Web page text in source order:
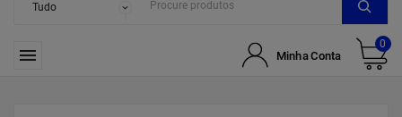
 Minha Conta
0